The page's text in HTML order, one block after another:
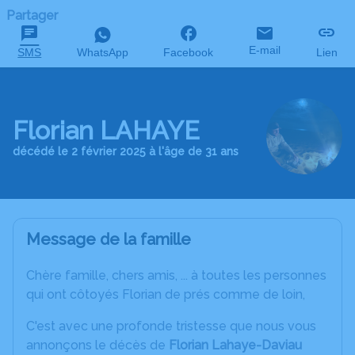
Partager
SMS WhatsApp Facebook E-mail Lien
Florian LAHAYE
décédé le 2 février 2025 à l'âge de 31 ans
Message de la famille
Chère famille, chers amis, ... à toutes les personnes
qui ont côtoyés Florian de prés comme de loin,
C'est avec une profonde tristesse que nous vous
annonçons le décès de Florian Lahaye-Daviau